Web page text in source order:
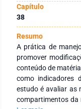
Capítulo
38
Resumo
A prática de
promover
conteúdo de
como indicadores
estudo é avaliar as
compartimentos da